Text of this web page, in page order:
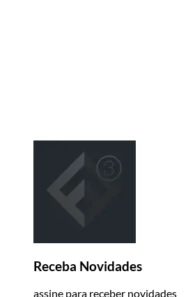
Receba Novidades
assine para receber novidades